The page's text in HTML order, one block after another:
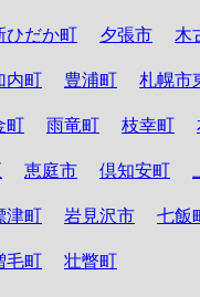
ひだか町 夕張市 木
内町 豊浦町 札幌市
町 雨竜町 枝幸町
恵庭市 倶知安町
津町 岩見沢市 七飯
毛町 壮瞥町